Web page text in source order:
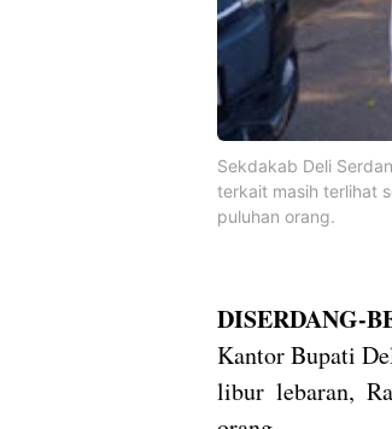
Sekdakab Deli
terkait masih terlihat
puluhan orang.
DISERDANG-
Kantor Bupati
libur lebaran,